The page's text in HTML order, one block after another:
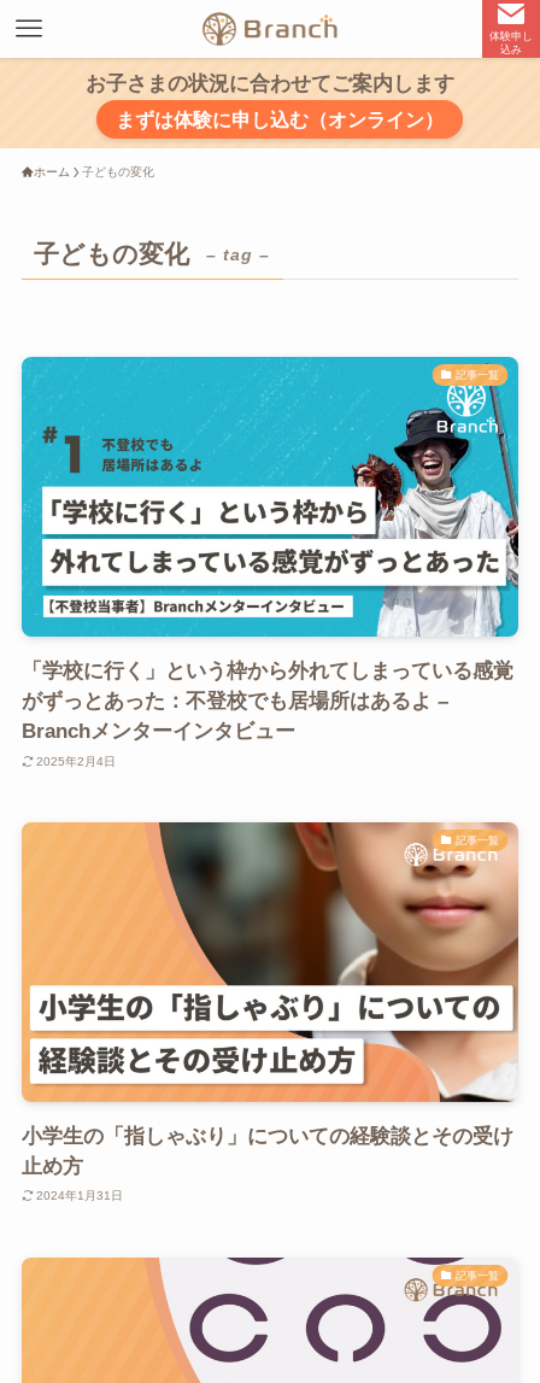
体験申し
込み
お子さまの状況に合わせてご案内します
まずは体験に申し込む（オンライン）
ホーム 子どもの変化
子どもの変化 – tag –
記事一覧
「学校に行く」という枠から外れてしまっている感覚
がずっとあった：不登校でも居場所はあるよ –
Branchメンターインタビュー
2025年2月4日
記事一覧
小学生の「指しゃぶり」についての経験談とその受け
止め方
2024年1月31日
記事一覧